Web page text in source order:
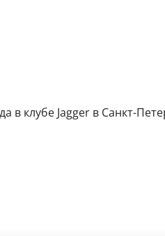
клубе Jagger в Санкт-